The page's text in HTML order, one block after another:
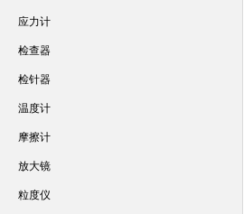
应力计
检查器
检针器
温度计
摩擦计
放大镜
粒度仪